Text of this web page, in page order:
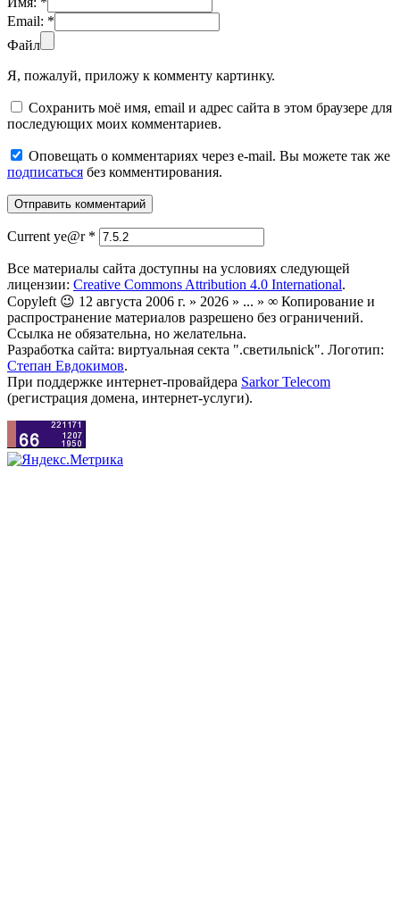
Email: *
Файл
Я, пожалуй, приложу к комменту картинку.
Сохранить моё имя, email и адрес сайта в этом браузере для
последующих моих комментариев.
Оповещать о комментариях через e-mail. Вы можете так же
подписаться без комментирования.
Current ye@r *
Все материалы сайта доступны на условиях следующей
лицензии: Creative Commons Attribution 4.0 International.
Copyleft 😉 12 августа 2006 г. » 2026 » ... » ∞ Копирование и
распространение материалов разрешено без ограничений.
Ссылка не обязательна, но желательна.
Разработка сайта: виртуальная секта ".светильnick". Логотип:
Степан Евдокимов.
При поддержке интернет-провайдера Sarkor Telecom
(регистрация домена, интернет-услуги).